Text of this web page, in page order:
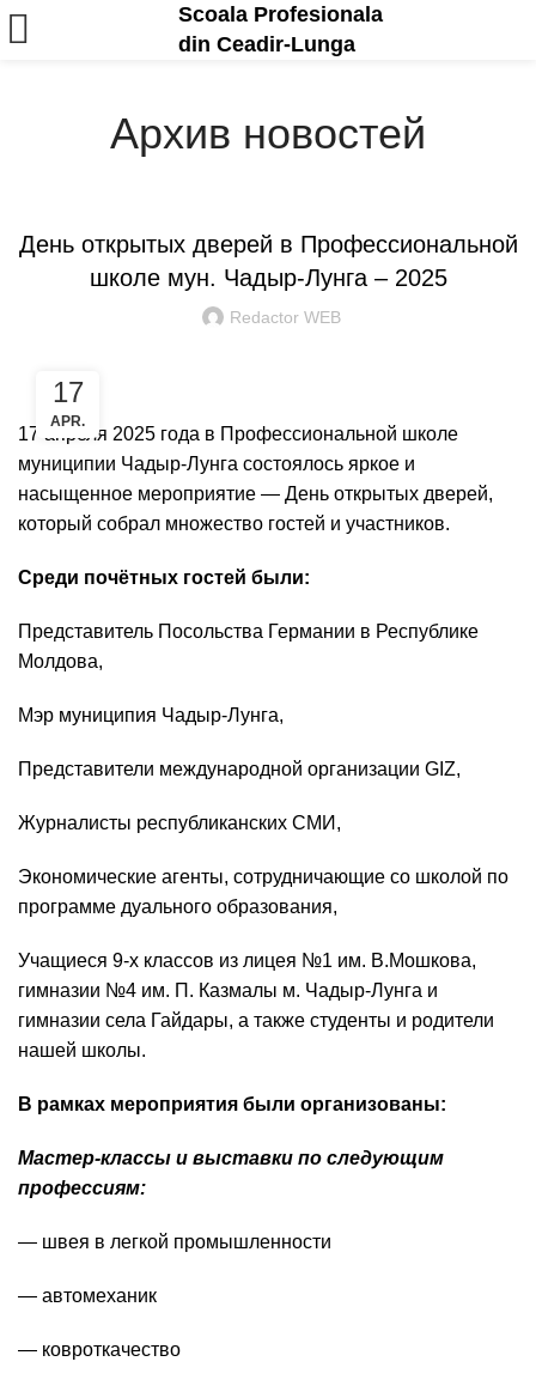
Scoala Profesionala
din Ceadir-Lunga
Архив новостей
День открытых дверей в Профессиональной
школе мун. Чадыр-Лунга – 2025
Redactor WEB
17
APR.
17 апреля 2025 года в Профессиональной школе
муниципии Чадыр-Лунга состоялось яркое и
насыщенное мероприятие — День открытых дверей,
который собрал множество гостей и участников.
Среди почётных гостей были:
Представитель Посольства Германии в Республике
Молдова,
Мэр муниципия Чадыр-Лунга,
Представители международной организации GIZ,
Журналисты республиканских СМИ,
Экономические агенты, сотрудничающие со школой по
программе дуального образования,
Учащиеся 9-х классов из лицея №1 им. В.Мошкова,
гимназии №4 им. П. Казмалы м. Чадыр-Лунга и
гимназии села Гайдары, а также студенты и родители
нашей школы.
В рамках мероприятия были организованы:
Мастер-классы и выставки по следующим
профессиям:
— швея в легкой промышленности
— автомеханик
— ковроткачество